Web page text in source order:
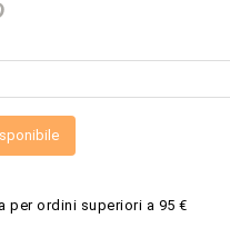
per ordini superiori a 95 €